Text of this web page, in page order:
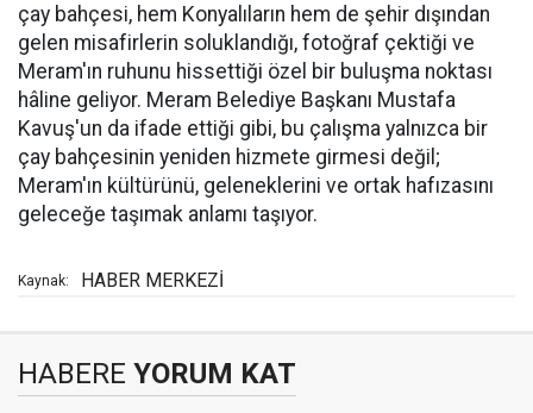
çay bahçesi, hem Konyalıların hem de şehir dışından
gelen misafirlerin soluklandığı, fotoğraf çektiği ve
Meram'ın ruhunu hissettiği özel bir buluşma noktası
hâline geliyor. Meram Belediye Başkanı Mustafa
Kavuş'un da ifade ettiği gibi, bu çalışma yalnızca bir
çay bahçesinin yeniden hizmete girmesi değil;
Meram'ın kültürünü, geleneklerini ve ortak hafızasını
geleceğe taşımak anlamı taşıyor.
Kaynak: HABER MERKEZİ
HABERE YORUM KAT